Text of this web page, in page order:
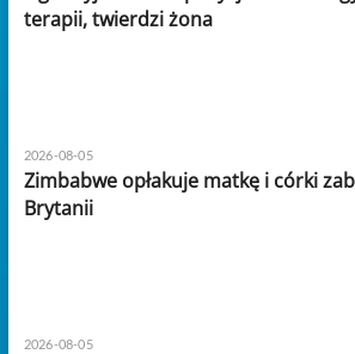
terapii, twierdzi żona
2026-08-05
Zimbabwe opłakuje matkę i córki
Brytanii
2026-08-05